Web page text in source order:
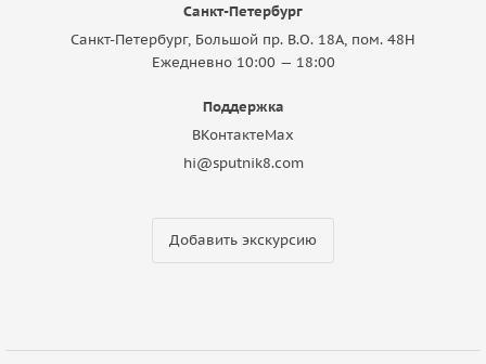
Санкт-Петербург
Санкт-Петербург, Большой пр. В.О. 18A, пом. 48Н
Ежедневно 10:00 — 18:00
Поддержка
ВКонтактеMax
hi@sputnik8.com
Добавить экскурсию